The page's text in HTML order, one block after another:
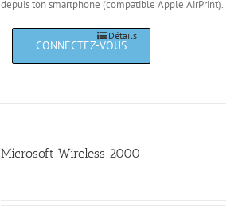
depuis ton smartphone (compatible Apple AirPrint).
Détails
Microsoft Wireless 2000